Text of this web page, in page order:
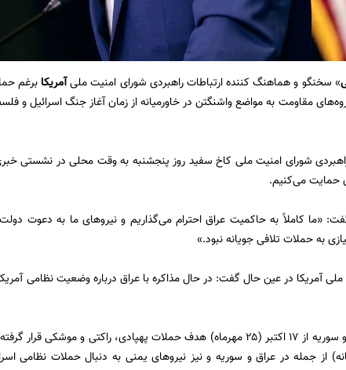
» سخنگو و هماهنگ کننده ارتباطات راهبردی شورای امنیت ملیآمریکابرغم
مقاومت به مواضع واشنگتن در خاورمیانه از زمان آغاز جنگ اسرائیل و
شورای امنیت ملی کاخ سفید روز پنجشنبه به وقت محلی در نشستی
حمایت می‌کنیم.
«ما کاملاً به حاکمیت عراق احترام می‌گذاریم و نیرو‌های ما به دعوت دولت
به حملات تلافی جویانه نبود.»
آمریکا در عین حال گفت: در حال مذاکره با عراق درباره وضعیت نظامی
پایگاه‌های نظامی ایالات متحده آمریکا در عراق و سوریه از ۱۷ اکتبر (۲۵ مهرماه) هدف حملات پهپادی، راکتی و
از جمله در عراق و سوریه و نیز نیرو‌های یمنی به دنبال حملات نظامی